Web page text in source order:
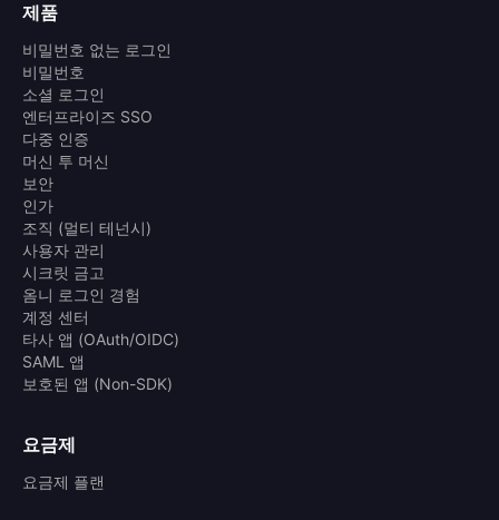
제품
비밀번호 없는 로그인
비밀번호
소셜 로그인
엔터프라이즈 SSO
다중 인증
머신 투 머신
보안
인가
조직 (멀티 테넌시)
사용자 관리
시크릿 금고
옴니 로그인 경험
계정 센터
타사 앱 (OAuth/OIDC)
SAML 앱
보호된 앱 (Non-SDK)
요금제
요금제 플랜